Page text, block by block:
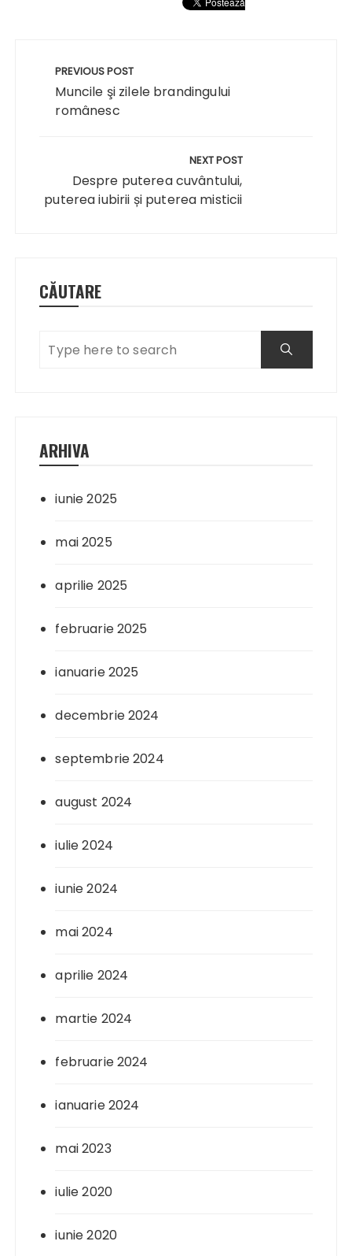
articole
PREVIOUS POST
Muncile şi zilele brandingului
românesc
NEXT POST
Despre puterea cuvântului,
puterea iubirii și puterea misticii
CĂUTARE
ARHIVA
iunie 2025
mai 2025
aprilie 2025
februarie 2025
ianuarie 2025
decembrie 2024
septembrie 2024
august 2024
iulie 2024
iunie 2024
mai 2024
aprilie 2024
martie 2024
februarie 2024
ianuarie 2024
mai 2023
iulie 2020
iunie 2020